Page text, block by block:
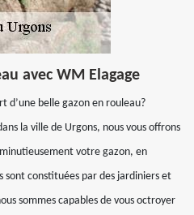
avec WM Elagage
d’une belle gazon en rouleau?
la ville de Urgons, nous vous offrons
votre gazon, en
constituées par des jardiniers et
sommes capables de vous octroyer